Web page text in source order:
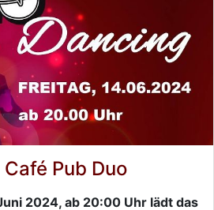
Pub Duo
2024, ab 20:00 Uhr lädt das